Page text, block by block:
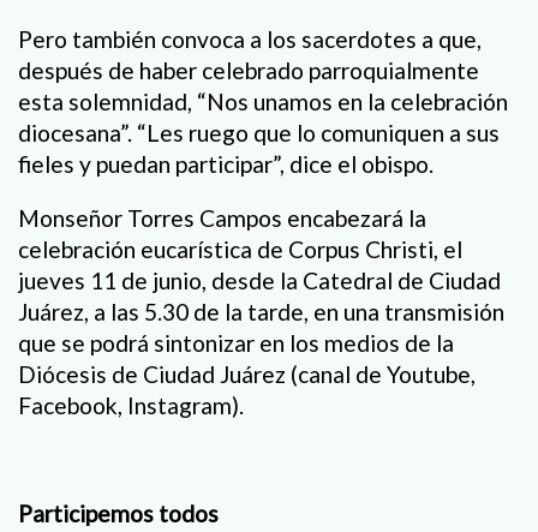
Pero también convoca a los sacerdotes a que,
después de haber celebrado parroquialmente
esta solemnidad, “Nos unamos en la celebración
diocesana”. “Les ruego que lo comuniquen a sus
fieles y puedan participar”, dice el obispo.
Monseñor Torres Campos encabezará la
celebración eucarística de Corpus Christi, el
jueves 11 de junio, desde la Catedral de Ciudad
Juárez, a las 5.30 de la tarde, en una transmisión
que se podrá sintonizar en los medios de la
Diócesis de Ciudad Juárez (canal de Youtube,
Facebook, Instagram).
Participemos todos